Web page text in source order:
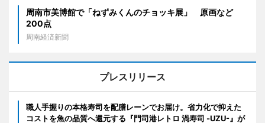
周南市美博館で「ねずみくんのチョッキ展」 原画など
200点
周南経済新聞
プレスリリース
職人手握りの本格寿司を配膳レーンでお届け。省力化で抑えた
コストを魚の品質へ還元する『門司港レトロ 渦寿司 -UZU-』が